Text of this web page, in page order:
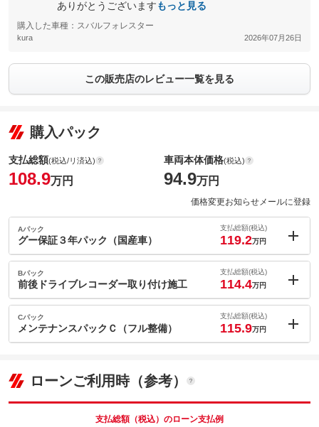
ありがとうございますもっと見る
購入した車種：スバルフォレスター
kura 2026年07月26日
この販売店のレビュー一覧を見る
購入パック
支払総額(税込/リ済込)
108.9万円
車両本体価格(税込)
94.9万円
価格変更お知らせメールに登録
Aパック
グー保証３年パック（国産車）
支払総額(税込)
119.2万円
内：オプシ
ョン価格
(税込)
車両本体価
94.9万円
パック内容
カーライフを強力にサポートします。
Bパック
前後ドライブレコーダー取り付け施工
支払総額(税込)
114.4万円
内：オプシ
ョン価格
(税込)
車両本体価
Cパック
メンテナンスパックＣ（フル整備）
支払総額(税込)
115.9万円
車両本体価
94.9
ローンご利用時（参考）
支払総額（税込）のローン支払例